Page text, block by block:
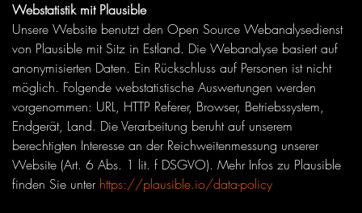
Webstatistik mit Plausible
Unsere Website benutzt den Open Source Webanalysedienst
von Plausible mit Sitz in Estland. Die Webanalyse basiert auf
anonymisierten Daten. Ein Rückschluss auf Personen ist nicht
möglich. Folgende webstatistische Auswertungen werden
vorgenommen: URL, HTTP Referer, Browser, Betriebssystem,
Endgerät, Land. Die Verarbeitung beruht auf unserem
berechtigten Interesse an der Reichweitenmessung unserer
Website (Art. 6 Abs. 1 lit. f DSGVO). Mehr Infos zu Plausible
finden Sie unter https://plausible.io/data-policy